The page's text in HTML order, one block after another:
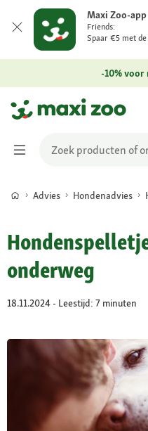
Maxi Zoo-app
Friends:
Spaar €5 met
-10%
Advies Hondenadvies
onderweg
18.11.2024 - Leestijd: 7 minuten